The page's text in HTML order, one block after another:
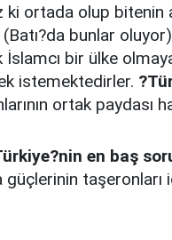
ortada olup bitenin
bunlar
bir ülke
istemektedirler.
ortak paydası
en baş
taşeronları